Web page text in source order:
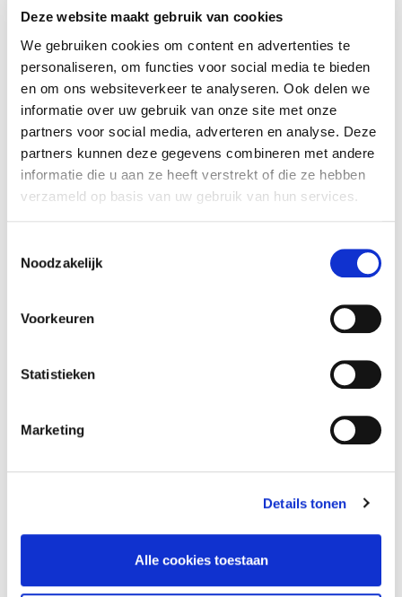
Deze website maakt gebruik van cookies
We gebruiken cookies om content en advertenties te
personaliseren, om functies voor social media te bieden
en om ons websiteverkeer te analyseren. Ook delen we
informatie over uw gebruik van onze site met onze
partners voor social media, adverteren en analyse. Deze
partners kunnen deze gegevens combineren met andere
informatie die u aan ze heeft verstrekt of die ze hebben
verzameld op basis van uw gebruik van hun services.
Noodzakelijk
Voorkeuren
Statistieken
Marketing
Details tonen
Alle cookies toestaan
AVG.
Inzageverzoek
Klanten/burgers hebben onder andere een recht tot inzage. Hier
valt beeldmateriaal ook onder. Deze moet je dus ook
verstrekken als een dergelijk verzoek wordt gedaan. Je mag
natuurlijk niet de privacy van anderen schenden terwijl je voldoet
aan het inzageverzoek. Dat kan een probleem zijn bij video.
verstrekken. Je moet dan kijken of je het beeldmateriaal kan
te doen is. Zolang je maar voldoet aan het inzage verzoek
binnen één maand. Informeer de klant dus goed. Verder moet
een video frame voor frame moet bestuderen om de persoon te
aanleveren. Hij moet aangeven waar die was en in welk tijdvak.
Wanneer je beeldmateriaal standaard wordt gewist naar een
persoonsgegevens. Stel iemand is zijn schoenen vergeten in de
sportschool en de volgende dag zijn ze weg. Deze persoon